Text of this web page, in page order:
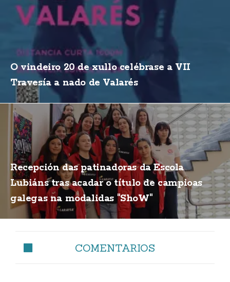
O vindeiro 20 de xullo celébrase a VII
Travesía a nado de Valarés
Recepción das patinadoras da Escola
Lubiáns tras acadar o título de campioas
galegas na modalidas "ShoW"
COMENTARIOS